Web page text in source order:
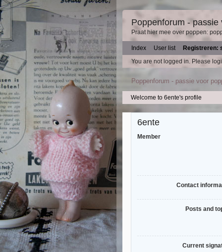
Poppenforum - passie
Praat hier mee over poppen:
Index User list
Registreren:
You are not logged in. Please
Poppenforum - passie voor
Welcome to 6ente's profile
6ente
Member
Contact
Posts and
Current